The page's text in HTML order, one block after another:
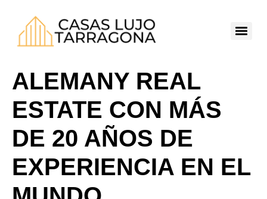
ALEMANY REAL
ESTATE CON MÁS
DE 20 AÑOS DE
EXPERIENCIA EN EL